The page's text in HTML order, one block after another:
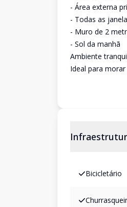
- Área externa
- Todas as
- Muro de 2
- Sol da manhã
Ambiente
Ideal para
Bicicletário